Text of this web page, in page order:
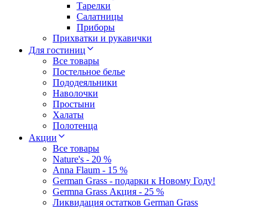
Тарелки
Салатницы
Приборы
Прихватки и рукавички
Для гостиниц
Все товары
Постельное белье
Пододеяльники
Наволочки
Простыни
Халаты
Полотенца
Акции
Все товары
Nature's - 20 %
Anna Flaum - 15 %
German Grass - подарки к Новому Году!
Germna Grass Акция - 25 %
Ликвидация остатков German Grass